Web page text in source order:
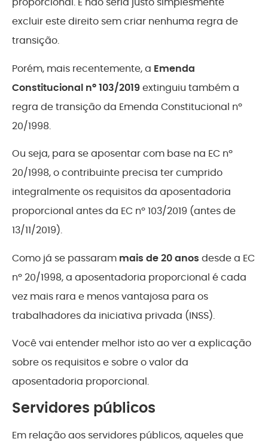
excluir este direito sem criar nenhuma regra de
transição.
Porém, mais recentemente, a Emenda
Constitucional nº 103/2019 extinguiu também a
regra de transição da Emenda Constitucional nº
20/1998.
Ou seja, para se aposentar com base na EC nº
20/1998, o contribuinte precisa ter cumprido
integralmente os requisitos da aposentadoria
proporcional antes da EC nº 103/2019 (antes de
13/11/2019).
Como já se passaram mais de 20 anos desde a EC
nº 20/1998, a aposentadoria proporcional é cada
vez mais rara e menos vantajosa para os
trabalhadores da iniciativa privada (INSS).
Você vai entender melhor isto ao ver a explicação
sobre os requisitos e sobre o valor da
aposentadoria proporcional.
Servidores públicos
Em relação aos servidores públicos, aqueles que